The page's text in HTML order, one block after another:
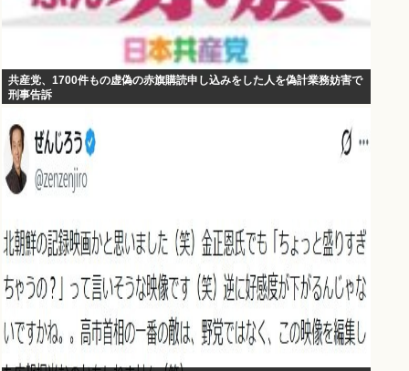
共産党、1700件もの虚偽の赤旗購読申し込みをした人を偽計業務妨害で
刑事告訴